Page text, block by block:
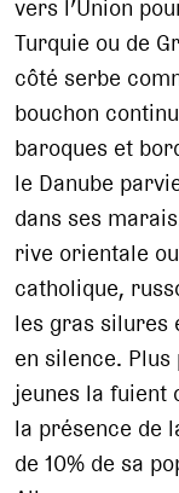
vers l’Union
Turquie ou de
côté serbe
bouchon
baroques et
le Danube
dans ses
rive orientale
catholique,
les gras silures
en silence.
jeunes la fuient
la présence de
de 10% de sa